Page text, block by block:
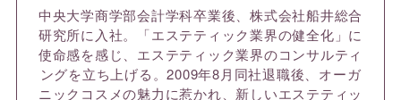
中央大学商学部会計学科卒業後、株式会社船井総合
研究所に入社。「エステティック業界の健全化」に
使命感を感じ、エステティック業界のコンサルティ
ングを立ち上げる。2009年8月同社退職後、オーガ
ニックコスメの魅力に惹かれ、新しいエステティッ